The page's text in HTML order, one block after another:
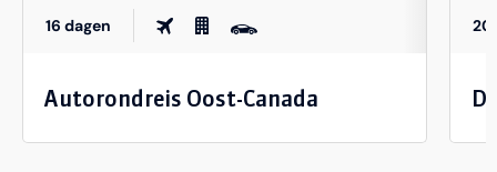
16 dagen
Autorondreis Oost-Canada
20